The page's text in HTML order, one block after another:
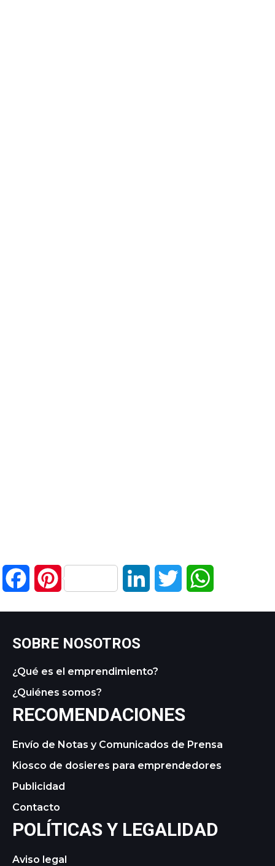
FacebookPinterest LinkedIn Twitter
SOBRE NOSOTROS
¿Qué es el emprendimiento?
¿Quiénes somos?
RECOMENDACIONES
Envío de Notas y Comunicados de Prensa
Kiosco de dosieres para emprendedores
Publicidad
Contacto
POLÍTICAS Y LEGALIDAD
Aviso legal